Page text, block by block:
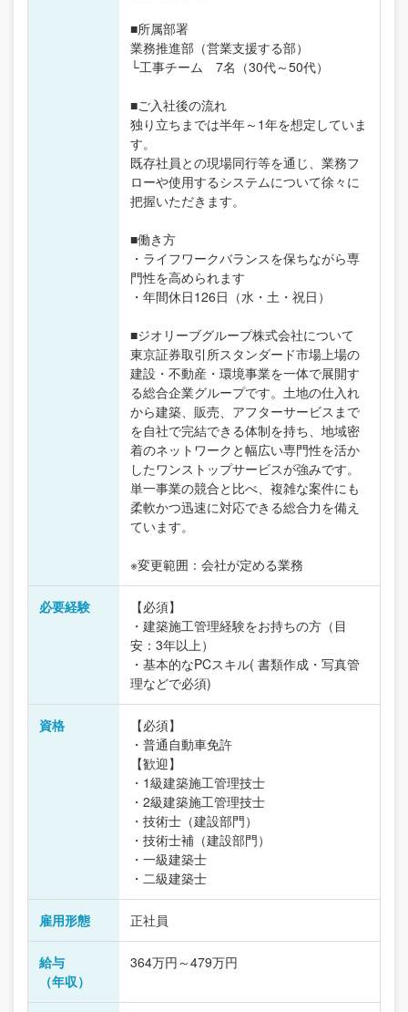
■所属部署
業務推進部（営業支援する部）
└工事チーム 7名（30代～50代）
■ご入社後の流れ
独り立ちまでは半年～1年を想定していま
す。
既存社員との現場同行等を通じ、業務フ
ローや使用するシステムについて徐々に
把握いただきます。
■働き方
・ライフワークバランスを保ちながら専
門性を高められます
・年間休日126日（水・土・祝日）
■ジオリーブグループ株式会社について
東京証券取引所スタンダード市場上場の
建設・不動産・環境事業を一体で展開す
る総合企業グループです。土地の仕入れ
から建築、販売、アフターサービスまで
を自社で完結できる体制を持ち、地域密
着のネットワークと幅広い専門性を活か
したワンストップサービスが強みです。
単一事業の競合と比べ、複雑な案件にも
柔軟かつ迅速に対応できる総合力を備え
ています。
※変更範囲：会社が定める業務
必要経験
【必須】
・建築施工管理経験をお持ちの方（目
安：3年以上）
・基本的なPCスキル( 書類作成・写真管
理などで必須)
資格
【必須】
・普通自動車免許
【歓迎】
・1級建築施工管理技士
・2級建築施工管理技士
・技術士（建設部門）
・技術士補（建設部門）
・一級建築士
・二級建築士
雇用形態 正社員
給与
（年収）
364万円～479万円